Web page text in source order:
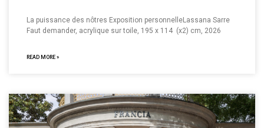
La puissance des nôtres Exposition personnelleLassana Sarre
Faut demander, acrylique sur toile, 195 x 114 (x2) cm, 2026
READ MORE »